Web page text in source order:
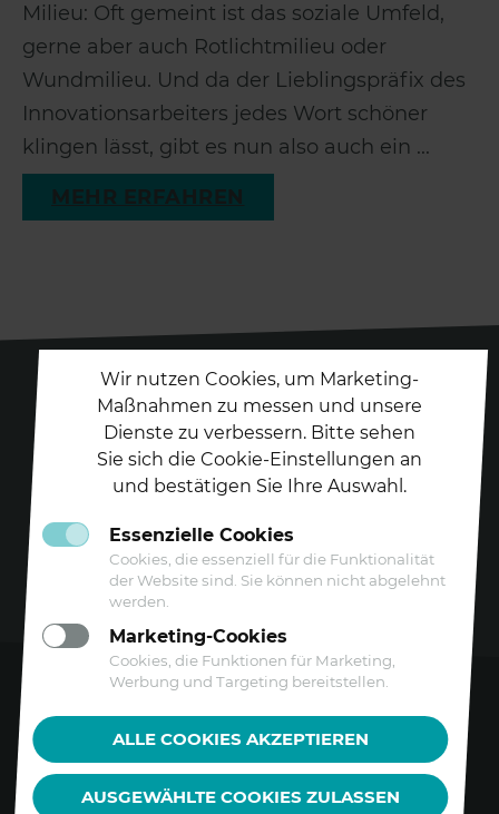
Milieu: Oft gemeint ist das soziale Umfeld,
gerne aber auch Rotlichtmilieu oder
Wundmilieu. Und da der Lieblingspräfix des
Innovationsarbeiters jedes Wort schöner
klingen lässt, gibt es nun also auch ein ...
Folgen Sie uns auf
Barrierefreiheitserklärung
Wir nutzen Cookies, um Marketing-
Maßnahmen zu messen und unsere
Dienste zu verbessern. Bitte sehen
Sie sich die Cookie-Einstellungen an
und bestätigen Sie Ihre Auswahl.
Essenzielle Cookies
Cookies, die essenziell für die Funktionalität
der Website sind. Sie können nicht abgelehnt
werden.
Marketing-Cookies
Cookies, die Funktionen für Marketing,
Werbung und Targeting bereitstellen.
ALLE COOKIES AKZEPTIEREN
AUSGEWÄHLTE COOKIES ZULASSEN